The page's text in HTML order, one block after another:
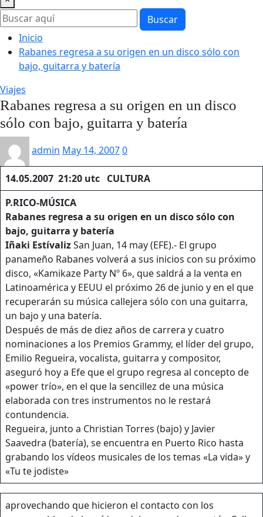
Buscar
Inicio
Rabanes regresa a su origen en un disco sólo con
bajo, guitarra y batería
Viajes
Rabanes regresa a su origen en un disco
sólo con bajo, guitarra y batería
admin May 14, 20070
14.05.2007 21:20 utc CULTURA
P.RICO-MÚSICA
Rabanes regresa a su origen en un disco sólo con
bajo, guitarra y batería
Iñaki EstívalizSan Juan, 14 may (EFE).- El grupo
panameño Rabanes volverá a sus inicios con su próximo
disco, «Kamikaze Party Nº 6», que saldrá a la venta en
Latinoamérica y EEUU el próximo 26 de junio y en el que
recuperarán su música callejera sólo con una guitarra,
un bajo y una batería.
Después de más de diez años de carrera y cuatro
nominaciones a los Premios Grammy, el líder del grupo,
Emilio Regueira, vocalista, guitarra y compositor,
aseguró hoy a Efe que el grupo regresa al concepto de
«power trío», en el que la sencillez de una música
elaborada con tres instrumentos no le restará
contundencia.
Regueira, junto a Christian Torres (bajo) y Javier
Saavedra (batería), se encuentra en Puerto Rico hasta
grabando los vídeos musicales de los temas «La vida» y
«Tu te jodiste»
aprovechando que hicieron el contacto con los